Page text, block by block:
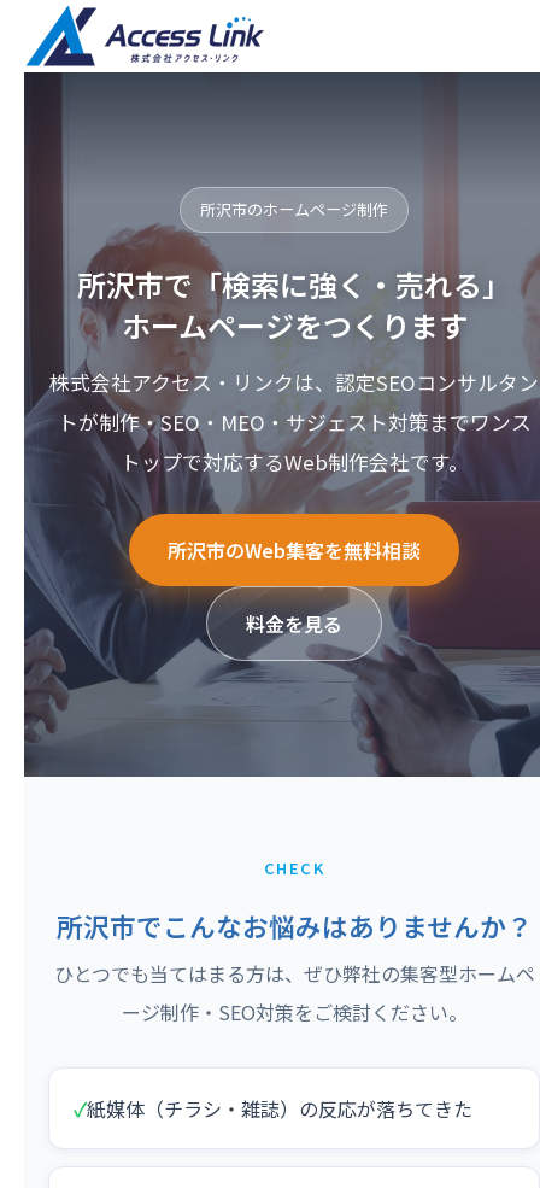
所沢市のホームページ制作
所沢市で「検索に強く・売れる」
ホームページをつくります
株式会社アクセス・リンクは、認定SEOコンサルタン
トが制作・SEO・MEO・サジェスト対策までワンス
トップで対応するWeb制作会社です。
所沢市のWeb集客を無料相談
料金を見る
CHECK
所沢市でこんなお悩みはありませんか？
ひとつでも当てはまる方は、ぜひ弊社の集客型ホームペ
ージ制作・SEO対策をご検討ください。
✓紙媒体（チラシ・雑誌）の反応が落ちてきた